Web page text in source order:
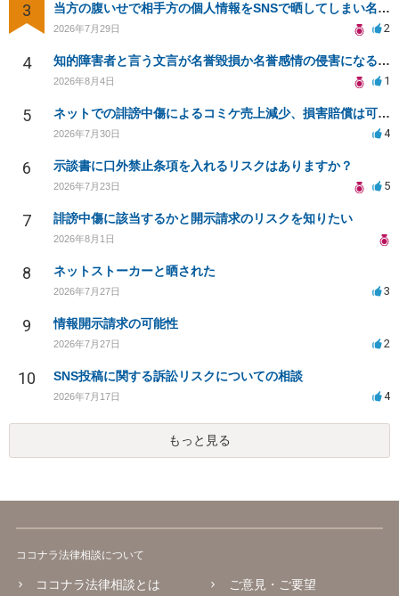
3 当方の腹いせで相手方の個人情報をSNSで晒してしまい名誉毀損させてしまったかもしれない
2026年7月29日 2
4 知的障害者と言う文言が名誉毀損か名誉感情の侵害になるか教えてほしい。
2026年8月4日 1
5 ネットでの誹謗中傷によるコミケ売上減少、損害賠償は可能か？
2026年7月30日 4
6 示談書に口外禁止条項を入れるリスクはありますか？
2026年7月23日 5
7 誹謗中傷に該当するかと開示請求のリスクを知りたい
2026年8月1日
8 ネットストーカーと晒された
2026年7月27日 3
9 情報開示請求の可能性
2026年7月27日 2
10 SNS投稿に関する訴訟リスクについての相談
2026年7月17日 4
もっと見る
ココナラ法律相談について
ココナラ法律相談とは ご意見・ご要望